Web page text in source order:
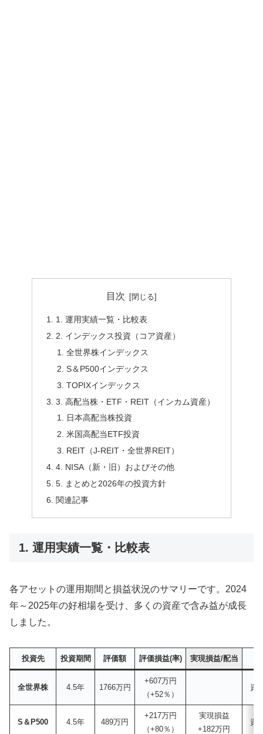
目次
1. 運用実績一覧・比較表
2. インデックス投資（コア資産）
全世界株インデックス
S＆P500インデックス
TOPIXインデックス
3. 高配当株・ETF・REIT（インカム資産）
日本高配当株投資
米国高配当ETF投資
REIT（J-REIT・全世界REIT）
4. NISA（新・旧）およびその他
5. まとめと2026年の投資方針
関連記事
1. 運用実績一覧・比較表
各アセットの運用期間と損益状況のサマリーです。2024
年～2025年の好相場を受け、多くの資産で含み益が成長
しました。
投資先 投資期間 評価額 評価損益(率) 実現損益/配当
全世界株 4.5年 1766万円
+607万円
（+52％）
資
S＆P500 4.5年 489万円
+217万円
（+80％）
実現損益
+182万円
資